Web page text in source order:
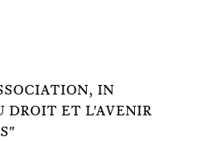
IN
DROIT ET L'AVENIR